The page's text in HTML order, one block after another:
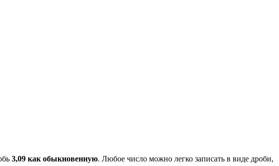
3,09 как обыкновенную. Любое число можно легко записать в виде дроби,